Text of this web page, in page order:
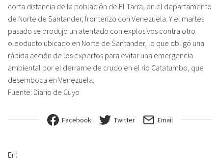
corta distancia de la población de El Tarra, en el departamento
de Norte de Santander, fronterizo con Venezuela. Y el martes
pasado se produjo un atentado con explosivos contra otro
oleoducto ubicado en Norte de Santander, lo que obligó una
rápida acción de los expertos para evitar una emergencia
ambiental por el derrame de crudo en el río Catatumbo, que
desemboca en Venezuela.
Fuente: Diario de Cuyo
Facebook Twitter Email
En: